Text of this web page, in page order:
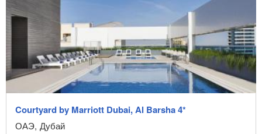
Courtyard by Marriott Dubai, Al Barsha 4*
ОАЭ, Дубай